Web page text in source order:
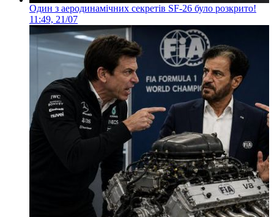
Один з аеродинамічних секретів SF-26 було розкрито!
11:49, 21/07